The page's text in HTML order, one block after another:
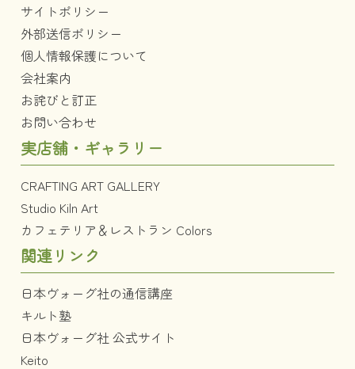
サイトポリシー
外部送信ポリシー
個人情報保護について
会社案内
お詫びと訂正
お問い合わせ
実店舗・ギャラリー
CRAFTING ART GALLERY
Studio Kiln Art
カフェテリア＆レストラン Colors
関連リンク
日本ヴォーグ社の通信講座
キルト塾
日本ヴォーグ社 公式サイト
Keito